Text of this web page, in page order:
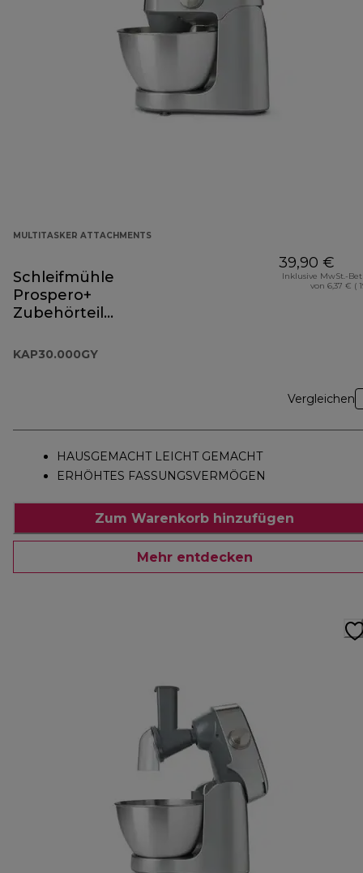
MULTITASKER ATTACHMENTS
Schleifmühle
Prospero+
Zubehörteil
KAP30.000GY
39,90 €
Inklusive MwSt.-
von 6,37 € (
Vergleichen
HAUSGEMACHT LEICHT GEMACHT
ERHÖHTES FASSUNGSVERMÖGEN
Zum Warenkorb hinzufügen
Mehr entdecken